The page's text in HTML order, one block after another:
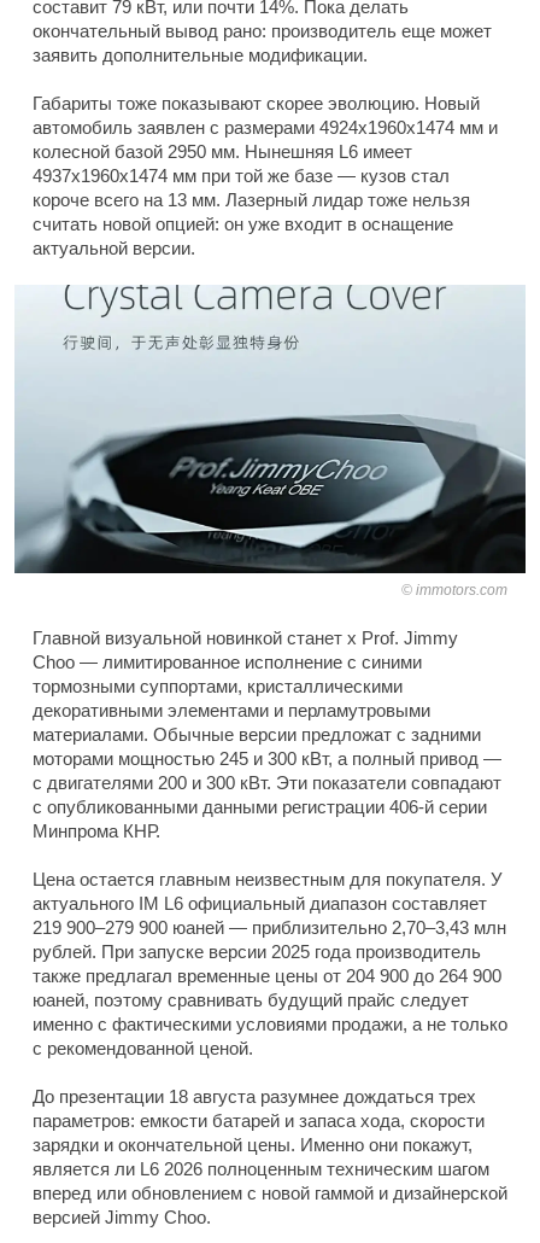
составит 79 кВт, или почти 14%. Пока делать
окончательный вывод рано: производитель еще может
заявить дополнительные модификации.
Габариты тоже показывают скорее эволюцию. Новый
автомобиль заявлен с размерами 4924x1960x1474 мм и
колесной базой 2950 мм. Нынешняя L6 имеет
4937x1960x1474 мм при той же базе — кузов стал
короче всего на 13 мм. Лазерный лидар тоже нельзя
считать новой опцией: он уже входит в оснащение
актуальной версии.
immotors.com
Главной визуальной новинкой станет x Prof. Jimmy
Choo — лимитированное исполнение с синими
тормозными суппортами, кристаллическими
декоративными элементами и перламутровыми
материалами. Обычные версии предложат с задними
моторами мощностью 245 и 300 кВт, а полный привод —
с двигателями 200 и 300 кВт. Эти показатели совпадают
с опубликованными данными регистрации 406-й серии
Минпрома КНР.
Цена остается главным неизвестным для покупателя. У
актуального IM L6 официальный диапазон составляет
219 900–279 900 юаней — приблизительно 2,70–3,43 млн
рублей. При запуске версии 2025 года производитель
также предлагал временные цены от 204 900 до 264 900
юаней, поэтому сравнивать будущий прайс следует
именно с фактическими условиями продажи, а не только
с рекомендованной ценой.
До презентации 18 августа разумнее дождаться трех
параметров: емкости батарей и запаса хода, скорости
зарядки и окончательной цены. Именно они покажут,
является ли L6 2026 полноценным техническим шагом
вперед или обновлением с новой гаммой и дизайнерской
версией Jimmy Choo.